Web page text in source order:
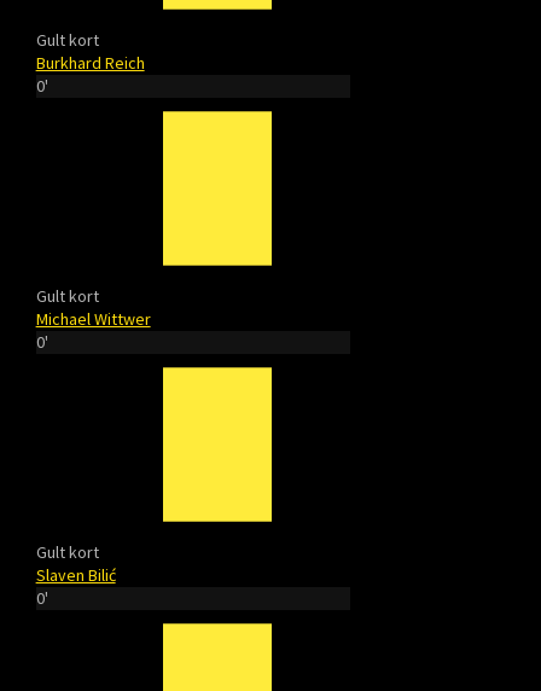
Gult kort
Burkhard Reich
0'
Gult kort
Michael Wittwer
0'
Gult kort
Slaven Bilić
0'